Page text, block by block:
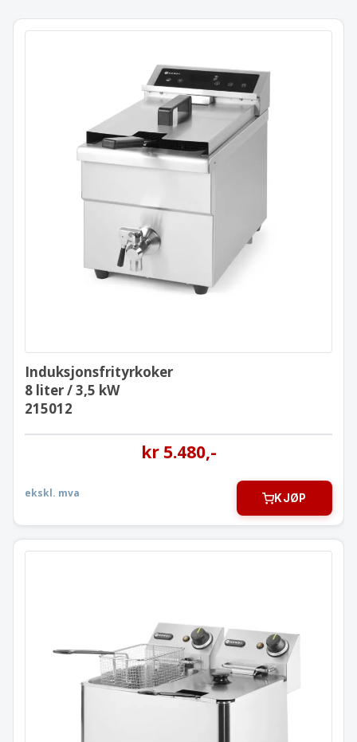
8 liter / 3,5 kW
Induksjonsfrityrkoker
8 liter / 3,5 kW
215012
kr5.480,-
ekskl. mva KJØP